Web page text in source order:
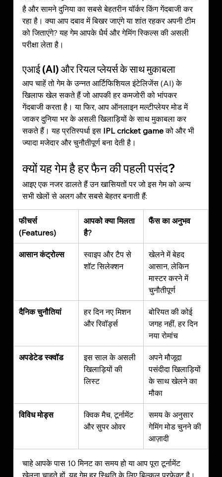
है और सामने दुनिया का सबसे बेहतरीन यॉर्कर किंग गेंदबाजी कर
रहा है। क्या आप दबाव में बिखर जाएंगे या शांत रहकर अपनी टीम
को जिताएंगे? यह गेम आपके धैर्य और गेमिंग स्किल्स की असली
परीक्षा लेता है।
एआई (AI) और रियल प्लेयर्स के साथ मुकाबला
आप चाहें तो गेम के उन्नत आर्टिफिशियल इंटेलिजेंस (AI) के
खिलाफ खेल सकते हैं जो आपकी हर कमजोरी को भांपकर
गेंदबाजी करता है। या फिर, आप ऑनलाइन मल्टीप्लेयर मोड में
जाकर दुनिया भर के असली खिलाड़ियों के साथ मुकाबला कर
सकते हैं। यह प्रतिस्पर्धा इस IPL cricket game को और भी
ज्यादा मजेदार और चुनौतीपूर्ण बना देती है।
क्यों यह गेम है हर फैन की पहली पसंद?
आइए एक नजर डालते हैं उन खासियतों पर जो इस गेम को अन्य
सभी खेलों से अलग और सबसे बेहतर बनाती हैं:
फीचर्स
(Features)
आपको क्या मिलता
है?
फैंस का अनुभव
आसान कंट्रोल्स
स्वाइप और टैप से
शॉट सिलेक्शन
खेलने में बेहद
आसान, लेकिन
मास्टर करने में
चुनौतीपूर्ण
दैनिक चुनौतियां
हर दिन नए मिशन
और रिवॉर्ड्स
बोरियत की कोई
जगह नहीं, हर दिन
नया रोमांच
अपडेटेड स्क्वॉड
इस साल के असली
खिलाड़ियों की
लिस्ट
अपने मौजूदा
पसंदीदा खिलाड़ियों
के साथ खेलने का
मौका
विविध मोड्स
क्विक मैच, टूर्नामेंट
और सुपर ओवर
समय के अनुसार
गेमिंग मोड चुनने की
आज़ादी
चाहे आपके पास 10 मिनट का समय हो या आप पूरा टूर्नामेंट
खेलना चाहते हों, यह गेम हर स्थिति के लिए बिल्कुल परफेक्ट है।